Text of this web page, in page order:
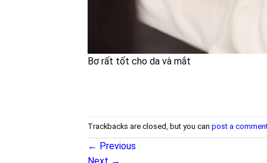
Bơ rất tốt cho da và mắt
Trackbacks are closed, but you can post a
← Previous
Next →